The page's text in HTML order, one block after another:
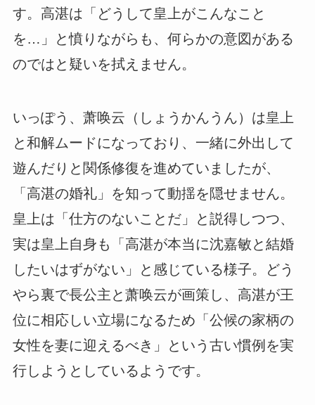
す。高湛は「どうして皇上がこんなこと
を…」と憤りながらも、何らかの意図がある
のではと疑いを拭えません。
いっぽう、萧唤云（しょうかんうん）は皇上
と和解ムードになっており、一緒に外出して
遊んだりと関係修復を進めていましたが、
「高湛の婚礼」を知って動揺を隠せません。
皇上は「仕方のないことだ」と説得しつつ、
実は皇上自身も「高湛が本当に沈嘉敏と結婚
したいはずがない」と感じている様子。どう
やら裏で長公主と萧唤云が画策し、高湛が王
位に相応しい立場になるため「公候の家柄の
女性を妻に迎えるべき」という古い慣例を実
行しようとしているようです。